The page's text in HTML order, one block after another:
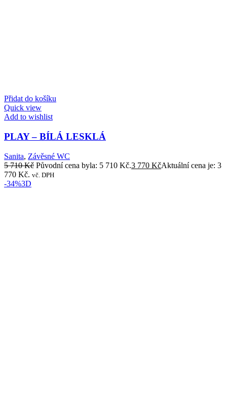
Přidat do košíku
Quick view
Add to wishlist
PLAY – BÍLÁ LESKLÁ
Sanita, Závěsné WC
5 710Kč Původní cena byla: 5 710 Kč.3 770 KčAktuální cena je: 3
770 Kč. vč. DPH
-34%3D